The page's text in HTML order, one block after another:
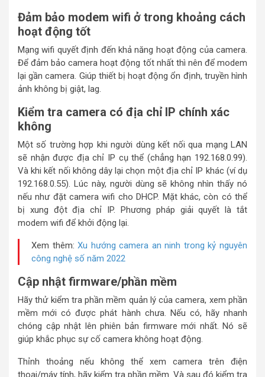
Đảm bảo modem wifi ở trong khoảng cách
hoạt động tốt
Mạng wifi quyết định đến khả năng hoạt động của camera.
Để đảm bảo camera hoạt động tốt nhất thì nên để modem
lại gần camera. Giúp thiết bị hoạt động ổn định, truyền hình
ảnh không bị giật, lag.
Kiểm tra camera có địa chỉ IP chính xác
không
Một số trường hợp khi người dùng kết nối qua mạng LAN
sẽ nhận được địa chỉ IP cụ thể (chẳng hạn 192.168.0.99).
Và khi kết nối không dây lại chọn một địa chỉ IP khác (ví dụ
192.168.0.55). Lúc này, người dùng sẽ không nhìn thấy nó
nếu như đặt camera wifi cho DHCP. Mặt khác, còn có thể
bị xung đột địa chỉ IP. Phương pháp giải quyết là tắt
modem wifi để khởi động lại.
Xem thêm:Xu hướng camera an ninh trong kỷ nguyên
công nghệ số năm 2022
Cập nhật firmware/phần mềm
Hãy thử kiểm tra phần mềm quản lý của camera, xem phần
mềm mới có được phát hành chưa. Nếu có, hãy nhanh
chóng cập nhật lên phiên bản firmware mới nhất. Nó sẽ
giúp khắc phục sự cố camera không hoạt động.
Thỉnh thoảng nếu không thể xem camera trên điện
thoại/máy tính, hãy kiểm tra phần mềm. Và sau đó kiểm tra